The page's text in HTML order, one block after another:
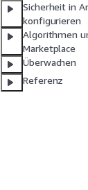
Sicherheit in
konfigurieren
Algorithmen
Marketplace
Überwachen
Referenz